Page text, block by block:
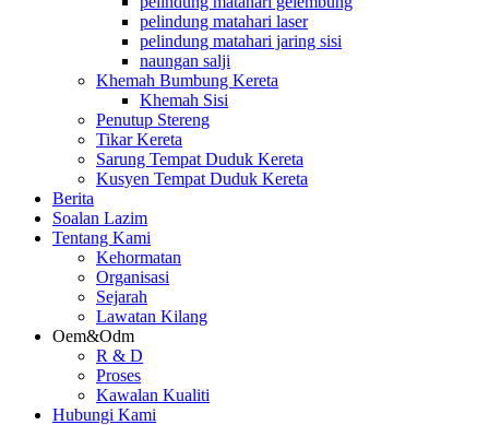
pelindung matahari laser
pelindung matahari jaring sisi
naungan salji
Khemah Bumbung Kereta
Khemah Sisi
Penutup Stereng
Tikar Kereta
Sarung Tempat Duduk Kereta
Kusyen Tempat Duduk Kereta
Berita
Soalan Lazim
Tentang Kami
Kehormatan
Organisasi
Sejarah
Lawatan Kilang
Oem&Odm
R & D
Proses
Kawalan Kualiti
Hubungi Kami